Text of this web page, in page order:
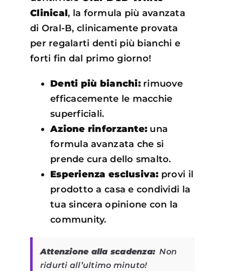
Clinical, la formula più avanzata
di Oral-B, clinicamente provata
per regalarti denti più bianchi e
forti fin dal primo giorno!
Denti più bianchi:rimuove
efficacemente le macchie
superficiali.
Azione rinforzante: una
formula avanzata che si
prende cura dello smalto.
Esperienza esclusiva: provi il
prodotto a casa e condividi la
tua sincera opinione con la
community.
Attenzione alla scadenza: Non
ridurti all’ultimo minuto!